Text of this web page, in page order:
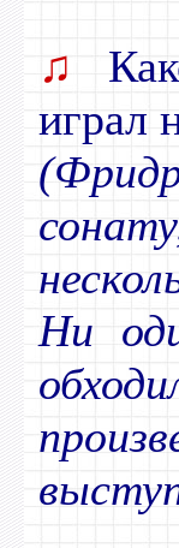
♫
играл
Ни